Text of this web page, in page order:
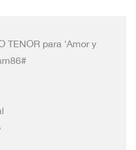
TENOR para 'Amor y